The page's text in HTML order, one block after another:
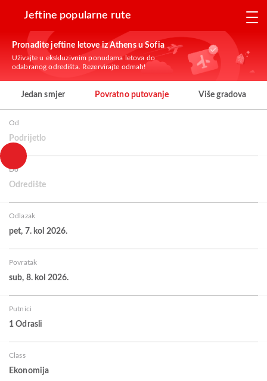
Jeftine popularne rute
Pronađite jeftine letove iz Athens u Sofia
Uživajte u ekskluzivnim ponudama letova do
odabranog odredišta. Rezervirajte odmah!
Jedan smjer Povratno putovanje Više gradova
Od
Podrijetlo
Do
Odredište
Odlazak
pet, 7. kol 2026.
Povratak
sub, 8. kol 2026.
Putnici
1 Odrasli
Class
Ekonomija